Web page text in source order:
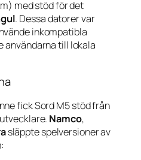
med stöd för det
. Dessa datorer var
inkompatibla
användarna till lokala
fick Sord M5 stöd från
Namco,
släppte spelversioner av